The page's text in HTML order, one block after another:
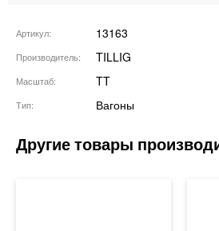
Артикул 13163
Производитель TILLIG
Масштаб TT
Тип Вагоны